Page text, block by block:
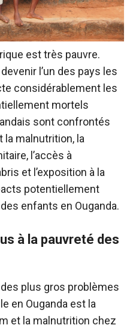
est très pauvre.
l’un des pays les
considérablement les
mortels
sont confrontés
la malnutrition, la
l’accès à
et l’exposition à la
potentiellement
enfants en Ouganda.
à la pauvreté des
des plus gros problèmes
en Ouganda est la
et la malnutrition chez